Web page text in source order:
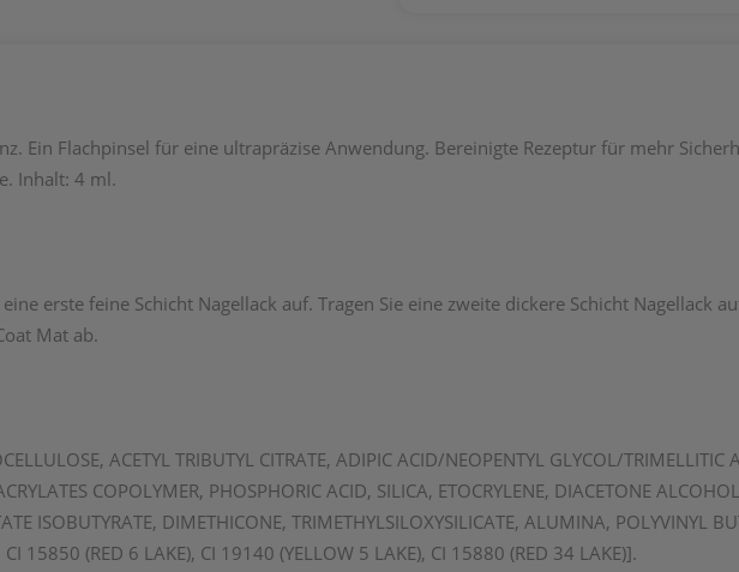
Ein Flachpinsel für eine ultrapräzise Anwendung. Bereinigte Rezeptur für mehr
Inhalt: 4 ml.
erste feine Schicht Nagellack auf. Tragen Sie eine zweite dickere Schicht Nagellack
Mat ab.
ACETYL TRIBUTYL CITRATE, ADIPIC ACID/NEOPENTYL GLYCOL/TRIMELLITIC
COPOLYMER, PHOSPHORIC ACID, SILICA, ETOCRYLENE, DIACETONE
ISOBUTYRATE, DIMETHICONE, TRIMETHYLSILOXYSILICATE, ALUMINA, POLYVINYL
15850 (RED 6 LAKE), CI 19140 (YELLOW 5 LAKE), CI 15880 (RED 34 LAKE)].